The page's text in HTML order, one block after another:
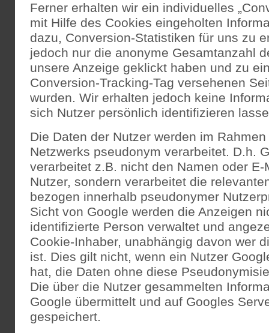
Ferner erhalten wir ein individuelles
mit Hilfe des Cookies eingeholten
dazu, Conversion-Statistiken für uns zu
jedoch nur die anonyme Gesamtanzahl
unsere Anzeige geklickt haben und zu
Conversion-Tracking-Tag versehenen
wurden. Wir erhalten jedoch keine
sich Nutzer persönlich identifizieren
Die Daten der Nutzer werden im
Netzwerks pseudonym verarbeitet. D.h.
verarbeitet z.B. nicht den Namen oder
Nutzer, sondern verarbeitet die
bezogen innerhalb pseudonymer
Sicht von Google werden die Anzeigen
identifizierte Person verwaltet und
Cookie-Inhaber, unabhängig davon wer
ist. Dies gilt nicht, wenn ein Nutzer
hat, die Daten ohne diese
Die über die Nutzer gesammelten
Google übermittelt und auf Googles
gespeichert.